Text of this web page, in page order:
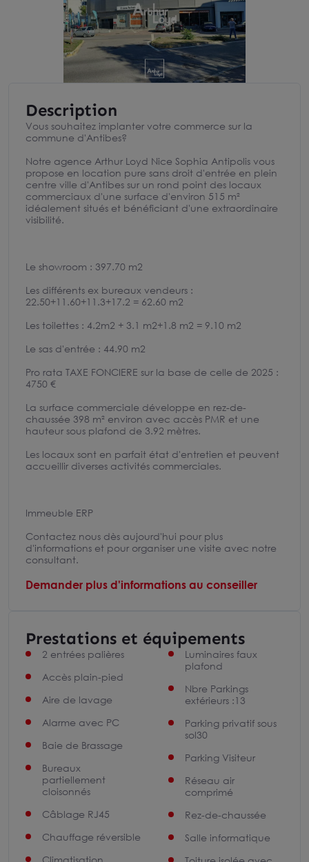
Description
Vous souhaitez implanter votre commerce sur la
commune d'Antibes?
Notre agence Arthur Loyd Nice Sophia Antipolis vous
propose en location pure sans droit d'entrée en plein
centre ville d'Antibes sur un rond point des locaux
commerciaux d'une surface d'environ 515 m²
idéalement situés et bénéficiant d'une extraordinaire
visibilité.
Le showroom : 397.70 m2
Les différents ex bureaux vendeurs :
22.50+11.60+11.3+17.2 = 62.60 m2
Les toilettes : 4.2m2 + 3.1 m2+1.8 m2 = 9.10 m2
Le sas d'entrée : 44.90 m2
Pro rata TAXE FONCIERE sur la base de celle de 2025 :
4750 €
La surface commerciale développe en rez-de-
chaussée 398 m² environ avec accès PMR et une
hauteur sous plafond de 3.92 mètres.
Les locaux sont en parfait état d'entretien et peuvent
accueillir diverses activités commerciales.
Immeuble ERP
Contactez nous dès aujourd'hui pour plus
d'informations et pour organiser une visite avec notre
consultant.
Demander plus d'informations au conseiller
Prestations et équipements
2 entrées palières
Accès plain-pied
Aire de lavage
Alarme avec PC
Baie de Brassage
Bureaux
partiellement
cloisonnés
Câblage RJ45
Chauffage réversible
Climatisation
Luminaires faux
plafond
Nbre Parkings
extérieurs :13
Parking privatif sous
sol30
Parking Visiteur
Réseau air
comprimé
Rez-de-chaussée
Salle informatique